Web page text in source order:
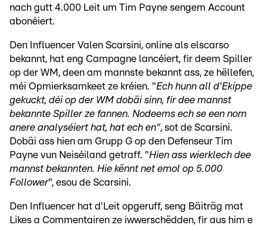
nach gutt 4.000 Leit um Tim Payne sengem Account
abonéiert.
Den Influencer Valen Scarsini, online als elscarso
bekannt, hat eng Campagne lancéiert, fir deem Spiller
op der WM, deen am mannste bekannt ass, ze hëllefen,
méi Opmierksamkeet ze kréien. "Ech hunn all d'Ekippe
gekuckt, déi op der WM dobäi sinn, fir dee mannst
bekannte Spiller ze fannen. Nodeems ech se een nom
anere analyséiert hat, hat ech en", sot de Scarsini.
Dobäi ass hien am Grupp G op den Defenseur Tim
Payne vun Neiséiland getraff. "Hien ass wierklech dee
mannst bekannten. Hie kënnt net emol op 5.000
Follower", esou de Scarsini.
Den Influencer hat d'Leit opgeruff, seng Bäiträg mat
Likes a Commentairen ze iwwerschëdden, fir aus him e